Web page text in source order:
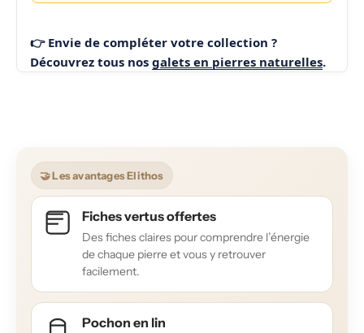
👉 Envie de compléter votre collection ?
Découvrez tous nos galets en pierres naturelles.
🤝 Les avantages Elithos
Fiches vertus offertes
Des fiches claires pour comprendre l’énergie
de chaque pierre et vous y retrouver
facilement.
Pochon en lin